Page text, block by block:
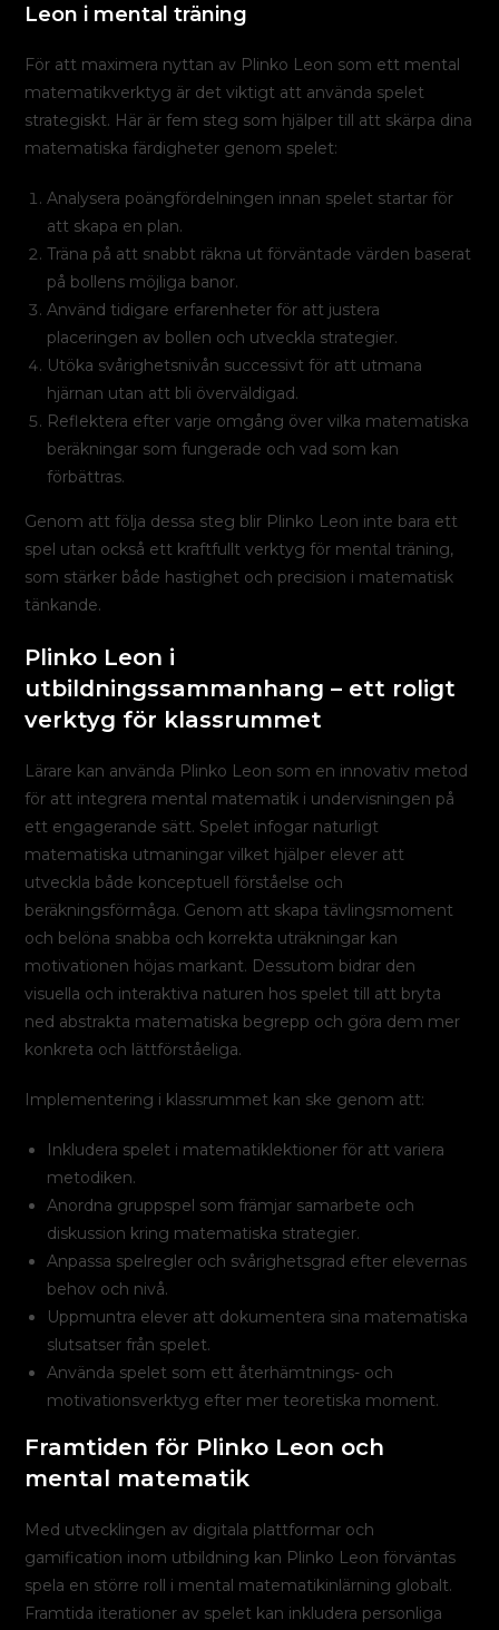
Leon i mental träning
För att maximera nyttan av Plinko Leon som ett mental
matematikverktyg är det viktigt att använda spelet
strategiskt. Här är fem steg som hjälper till att skärpa dina
matematiska färdigheter genom spelet:
Analysera poängfördelningen innan spelet startar för
att skapa en plan.
Träna på att snabbt räkna ut förväntade värden baserat
på bollens möjliga banor.
Använd tidigare erfarenheter för att justera
placeringen av bollen och utveckla strategier.
Utöka svårighetsnivån successivt för att utmana
hjärnan utan att bli överväldigad.
Reflektera efter varje omgång över vilka matematiska
beräkningar som fungerade och vad som kan
förbättras.
Genom att följa dessa steg blir Plinko Leon inte bara ett
spel utan också ett kraftfullt verktyg för mental träning,
som stärker både hastighet och precision i matematisk
tänkande.
Plinko Leon i
utbildningssammanhang – ett roligt
verktyg för klassrummet
Lärare kan använda Plinko Leon som en innovativ metod
för att integrera mental matematik i undervisningen på
ett engagerande sätt. Spelet infogar naturligt
matematiska utmaningar vilket hjälper elever att
utveckla både konceptuell förståelse och
beräkningsförmåga. Genom att skapa tävlingsmoment
och belöna snabba och korrekta uträkningar kan
motivationen höjas markant. Dessutom bidrar den
visuella och interaktiva naturen hos spelet till att bryta
ned abstrakta matematiska begrepp och göra dem mer
konkreta och lättförståeliga.
Implementering i klassrummet kan ske genom att:
Inkludera spelet i matematiklektioner för att variera
metodiken.
Anordna gruppspel som främjar samarbete och
diskussion kring matematiska strategier.
Anpassa spelregler och svårighetsgrad efter elevernas
behov och nivå.
Uppmuntra elever att dokumentera sina matematiska
slutsatser från spelet.
Använda spelet som ett återhämtnings- och
motivationsverktyg efter mer teoretiska moment.
Framtiden för Plinko Leon och
mental matematik
Med utvecklingen av digitala plattformar och
gamification inom utbildning kan Plinko Leon förväntas
spela en större roll i mental matematikinlärning globalt.
Framtida iterationer av spelet kan inkludera personliga